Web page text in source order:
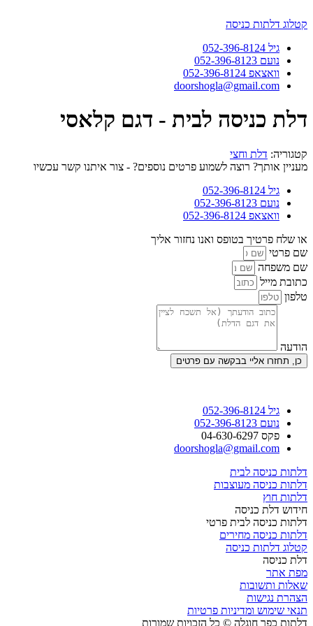
לתוכן
קטלוג דלתות כניסה
גיל 052-396-8124
נועם 052-396-8123
וואצאפ 052-396-8124
doorshogla@gmail.com
דלת כניסה לבית - דגם קלאסי
קטגוריה: דלת וחצי
מעניין אותך? רוצה לשמוע פרטים נוספים? - צור איתנו קשר עכשיו
גיל 052-396-8124
נועם 052-396-8123
וואצאפ 052-396-8124
או שלח פרטיך בטופס ואנו נחזור אליך
שם פרטי
שם משפחה
כתובת מייל
טלפון
הודעה
כן, תחזרו אליי בבקשה עם פרטים
גיל 052-396-8124
נועם 052-396-8123
פקס 04-630-6297
doorshogla@gmail.com
דלתות כניסה לבית
דלתות כניסה מעוצבות
דלתות חוץ
חידוש דלת כניסה
דלתות כניסה לבית פרטי
דלתות כניסה מחירים
קטלוג דלתות כניסה
דלת כניסה
מפת אתר
שאלות ותשובות
הצהרת נגישות
תנאי שימוש ומדיניות פרטיות
דלתות כפר חוגלה © כל הזכויות שמורות